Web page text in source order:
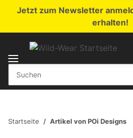
Jetzt zum Newsletter
erhalten!
Startseite Artikel von POi Designs